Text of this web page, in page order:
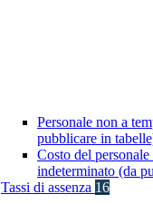
Personale non a
pubblicare in
Costo del
indeterminato (da
Tassi di assenza 16